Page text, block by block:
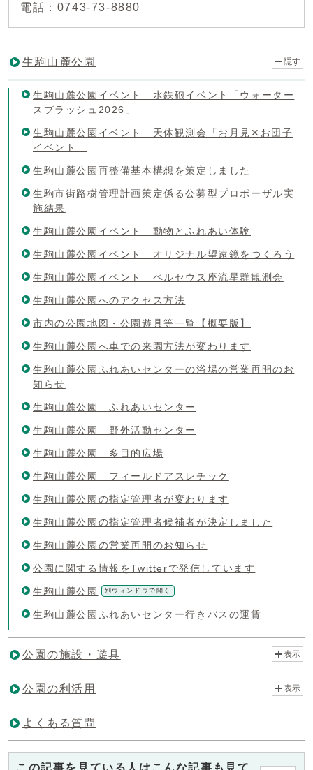
電話：0743-73-8880
生駒山麓公園 隠す
生駒山麓公園イベント 水鉄砲イベント「ウォーター
スプラッシュ2026」
生駒山麓公園イベント 天体観測会「お月見✕お団子
イベント」
生駒山麓公園再整備基本構想を策定しました
生駒市街路樹管理計画策定係る公募型プロポーザル実
施結果
生駒山麓公園イベント 動物とふれあい体験
生駒山麓公園イベント オリジナル望遠鏡をつくろう
生駒山麓公園イベント ペルセウス座流星群観測会
生駒山麓公園へのアクセス方法
市内の公園地図・公園遊具等一覧【概要版】
生駒山麓公園へ車での来園方法が変わります
生駒山麓公園ふれあいセンターの浴場の営業再開のお
知らせ
生駒山麓公園 ふれあいセンター
生駒山麓公園 野外活動センター
生駒山麓公園 多目的広場
生駒山麓公園 フィールドアスレチック
生駒山麓公園の指定管理者が変わります
生駒山麓公園の指定管理者候補者が決定しました
生駒山麓公園の営業再開のお知らせ
公園に関する情報をTwitterで発信しています
生駒山麓公園 別ウィンドウで開く
生駒山麓公園ふれあいセンター行きバスの運賃
公園の施設・遊具 表示
公園の利活用 表示
よくある質問
この記事を見ている人はこんな記事も見て